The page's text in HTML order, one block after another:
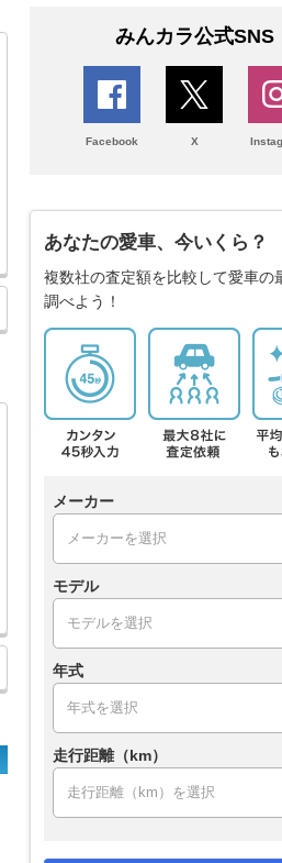
みんカラ公式SNS
Facebook X
あなたの愛車、今いくら？
複数社の査定額を比較して愛車の
調べよう！
メーカー
モデル
年式
走行距離（km）